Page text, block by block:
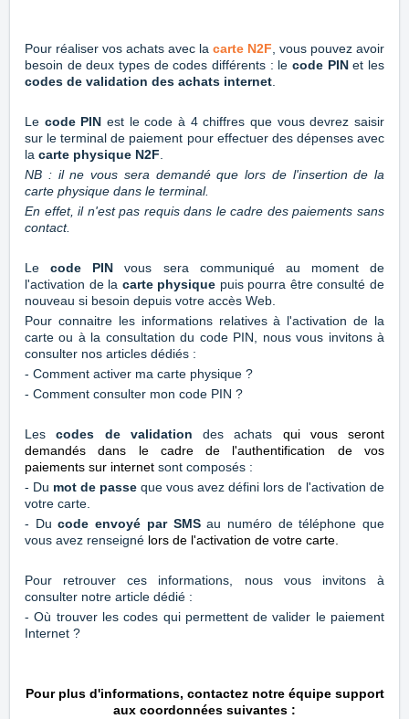
Pour réaliser vos achats avec la carte N2F, vous pouvez avoir
besoin de deux types de codes différents : lecode PINet les
codes de validation des achats internet.
Le code PIN est le code à 4 chiffres que vous devrez saisir
sur le terminal de paiement pour effectuer des dépenses avec
la carte physique N2F.
NB : il ne vous sera demandé que lors de l'insertion de la
carte physique dans le terminal.
En effet, il n'est pas requis dans le cadre des paiements sans
contact.
Lecode PIN vous sera communiqué au moment de
l'activation de la carte physique puis pourra être consulté de
nouveau si besoin depuis votre accès Web.
Pour connaitre les informations relatives à l'activation de la
carte ou à la consultation du code PIN, nous vous invitons à
consulter nos articles dédiés :
- Comment activer ma carte physique ?
- Comment consulter mon code PIN ?
Lescodes de validation des achats qui vous seront
demandés dans le cadre de l'authentification de vos
paiements sur internet sont composés :
- Du mot de passe que vous avez défini lors de l'activation de
votre carte.
- Ducode envoyé par SMSau numéro de téléphone que
vous avez renseigné lors de l'activation de votre carte.
Pour retrouver ces informations, nous vous invitons à
consulter notre article dédié :
-Où trouver les codes qui permettent de valider le paiement
Internet ?
Pour plus d'informations, contactez notre équipe support
aux coordonnées suivantes :